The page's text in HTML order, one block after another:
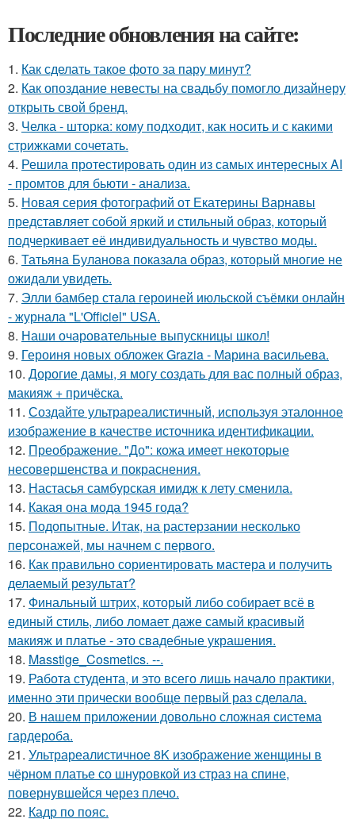
Последние обновления на сайте:
1. Как сделать такое фото за пару минут?
2. Как опоздание невесты на свадьбу помогло дизайнеру
открыть свой бренд.
3. Челка - шторка: кому подходит, как носить и с какими
стрижками сочетать.
4. Решила протестировать один из самых интересных AI
- промтов для бьюти - анализа.
5. Новая серия фотографий от Екатерины Варнавы
представляет собой яркий и стильный образ, который
подчеркивает её индивидуальность и чувство моды.
6. Татьяна Буланова показала образ, который многие не
ожидали увидеть.
7. Элли бамбер стала героиней июльской съёмки онлайн
- журнала "L'Officiel" USA.
8. Наши очаровательные выпускницы школ!
9. Героиня новых обложек Grazia - Марина васильева.
10. Дорогие дамы, я могу создать для вас полный образ,
макияж + причёска.
11. Создайте ультрареалистичный, используя эталонное
изображение в качестве источника идентификации.
12. Преображение. "До": кожа имеет некоторые
несовершенства и покраснения.
13. Настасья самбурская имидж к лету сменила.
14. Какая она мода 1945 года?
15. Подопытные. Итак, на растерзании несколько
персонажей, мы начнем с первого.
16. Как правильно сориентировать мастера и получить
делаемый результат?
17. Финальный штрих, который либо собирает всё в
единый стиль, либо ломает даже самый красивый
макияж и платье - это свадебные украшения.
18. Masstige_Cosmetics. --.
19. Работа студента, и это всего лишь начало практики,
именно эти прически вообще первый раз сделала.
20. В нашем приложении довольно сложная система
гардероба.
21. Ультрареалистичное 8K изображение женщины в
чёрном платье со шнуровкой из страз на спине,
повернувшейся через плечо.
22. Кадр по пояс.